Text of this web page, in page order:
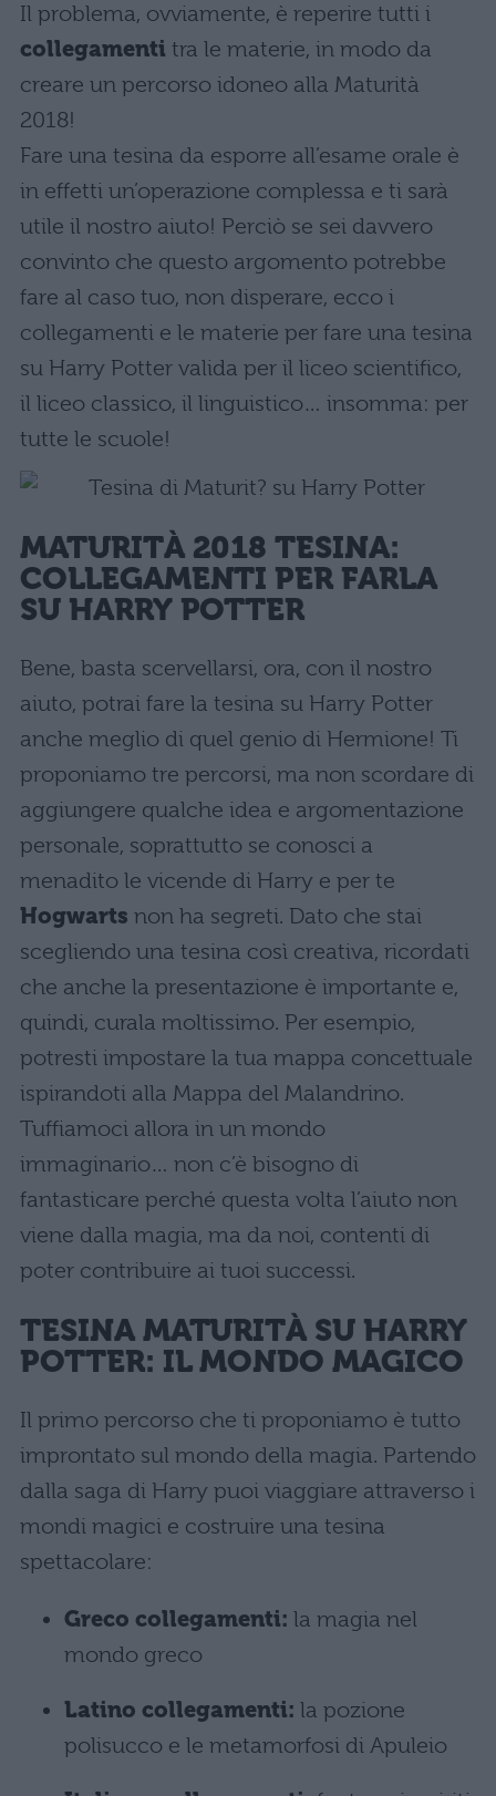
Il problema, ovviamente, è reperire tutti i
collegamenti tra le materie, in modo da
creare un percorso idoneo alla Maturità
2018!
Fare una tesina da esporre all’esame orale è
in effetti un’operazione complessa e ti sarà
utile il nostro aiuto! Perciò se sei davvero
convinto che questo argomento potrebbe
fare al caso tuo, non disperare, ecco i
collegamenti e le materie per fare una tesina
su Harry Potter valida per il liceo scientifico,
il liceo classico, il linguistico… insomma: per
tutte le scuole!
MATURITÀ2018 TESINA:
COLLEGAMENTI PER FARLA
SU HARRY POTTER
Bene, basta scervellarsi, ora, con il nostro
aiuto, potrai fare la tesina su Harry Potter
anche meglio di quel genio di Hermione! Ti
proponiamo tre percorsi, ma non scordare di
aggiungere qualche idea e argomentazione
personale, soprattutto se conosci a
menadito le vicende di Harry e per te
Hogwarts non ha segreti. Dato che stai
scegliendo una tesina così creativa, ricordati
che anche la presentazione è importante e,
quindi, curala moltissimo. Per esempio,
potresti impostare la tua mappa concettuale
ispirandoti alla Mappa del Malandrino.
Tuffiamoci allora in un mondo
immaginario… non c’è bisogno di
fantasticare perché questa volta l’aiuto non
viene dalla magia, ma da noi, contenti di
poter contribuire ai tuoi successi.
TESINA MATURITÀ SU HARRY
POTTER: IL MONDO MAGICO
Il primo percorso che ti proponiamo è tutto
improntato sul mondo della magia. Partendo
dalla saga di Harry puoi viaggiare attraverso i
mondi magici e costruire una tesina
spettacolare:
Greco collegamenti: la magia nel
mondo greco
Latino collegamenti: la pozione
polisucco e le metamorfosi di Apuleio